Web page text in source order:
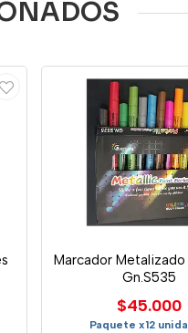
Marcador Metalizado
Gn.S535
$45.000
Paquete x12